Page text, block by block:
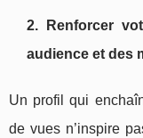
2. Renforcer
audience et des
Un profil qui
de vues n’inspire